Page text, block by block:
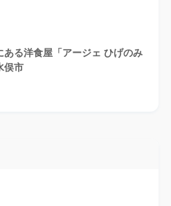
ある洋食屋「アージェ ひげのみ
俣市